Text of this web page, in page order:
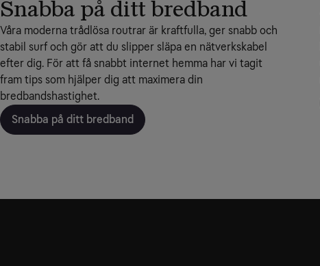
Snabba på ditt bredband
Våra moderna trådlösa routrar är kraftfulla, ger snabb och
stabil surf och gör att du slipper släpa en nätverkskabel
efter dig. För att få snabbt internet hemma har vi tagit
fram tips som hjälper dig att maximera din
bredbandshastighet.
Snabba på ditt bredband